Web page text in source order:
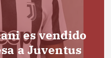
es vendido
a Juventus